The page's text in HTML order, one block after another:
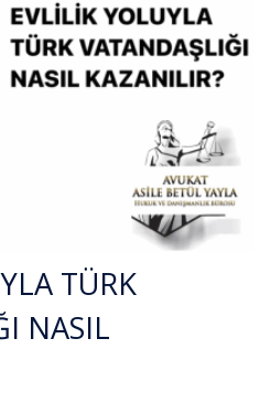
TÜRK
NASIL